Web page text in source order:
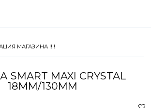
МАГАЗИНА !!!!
MAXI CRYSTAL
18ММ/130ММ